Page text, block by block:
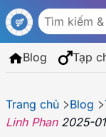
Blog Tạp
Trang chủ Blog
Linh Phan 2025-